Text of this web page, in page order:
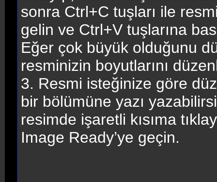
sonra Ctrl+C tuşları ile
gelin ve Ctrl+V tuşlarına
Eğer çok büyük olduğunu
resminizin boyutlarını
3. Resmi isteğinize göre
bir bölümüne yazı
resimde işaretli kısıma
Image Ready’ye geçin.